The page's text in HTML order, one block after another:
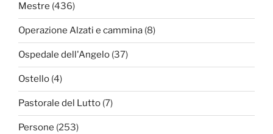
Mestre (436)
Operazione Alzati e cammina (8)
Ospedale dell'Angelo (37)
Ostello (4)
Pastorale del Lutto (7)
Persone (253)